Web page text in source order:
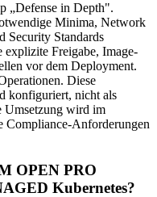
„Defense in Depth".
Minima, Network
Security Standards
Freigabe, Image-
vor dem Deployment.
Diese
konfiguriert, nicht als
Umsetzung wird im
Compliance-Anforderungen
OPEN PRO
Kubernetes?